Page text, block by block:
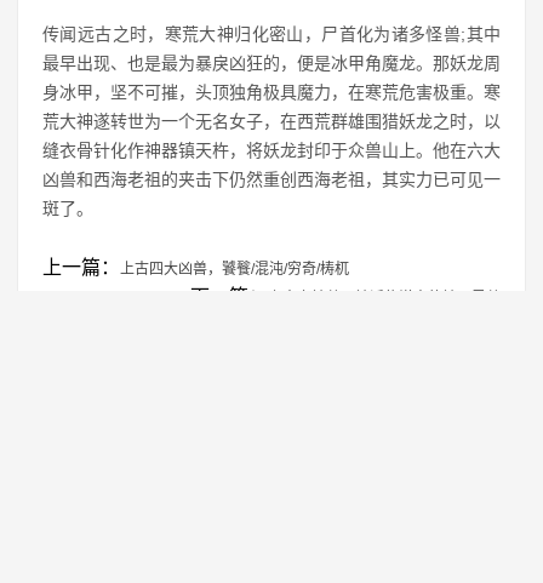
传闻远古之时，寒荒大神归化密山，尸首化为诸多怪兽;其中
最早出现、也是最为暴戾凶狂的，便是冰甲角魔龙。那妖龙周
身冰甲，坚不可摧，头顶独角极具魔力，在寒荒危害极重。寒
荒大神遂转世为一个无名女子，在西荒群雄围猎妖龙之时，以
缝衣骨针化作神器镇天杵，将妖龙封印于众兽山上。他在六大
凶兽和西海老祖的夹击下仍然重创西海老祖，其实力已可见一
斑了。
上一篇： 上古四大凶兽，饕餮/混沌/穷奇/梼杌
下一篇：